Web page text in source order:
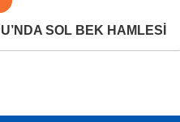
SOL BEK HAMLESİ